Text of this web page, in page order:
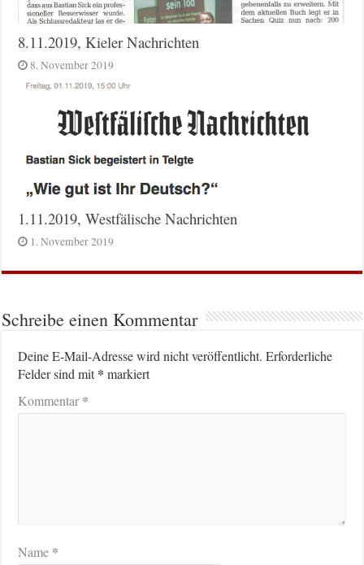
8.11.2019, Kieler Nachrichten
8. November 2019
1.11.2019, Westfälische Nachrichten
1. November 2019
Schreibe einen Kommentar
Deine E-Mail-Adresse wird nicht veröffentlicht. Erforderliche
Felder sind mit* markiert
Kommentar*
Name *